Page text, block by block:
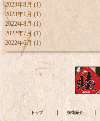
2023年8月 (1)
2023年1月 (1)
2022年8月(1)
2022年7月 (1)
2022年6月 (1)
トップ 技術紹介